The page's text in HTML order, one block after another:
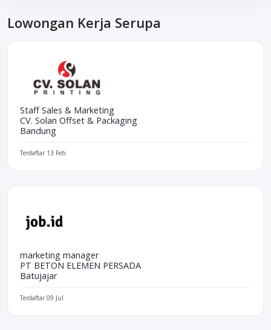
Lowongan Kerja Serupa
Staff Sales & Marketing
CV. Solan Offset & Packaging
Bandung
Terdaftar 13 Feb
marketing manager
PT BETON ELEMEN PERSADA
Batujajar
Terdaftar 09 Jul